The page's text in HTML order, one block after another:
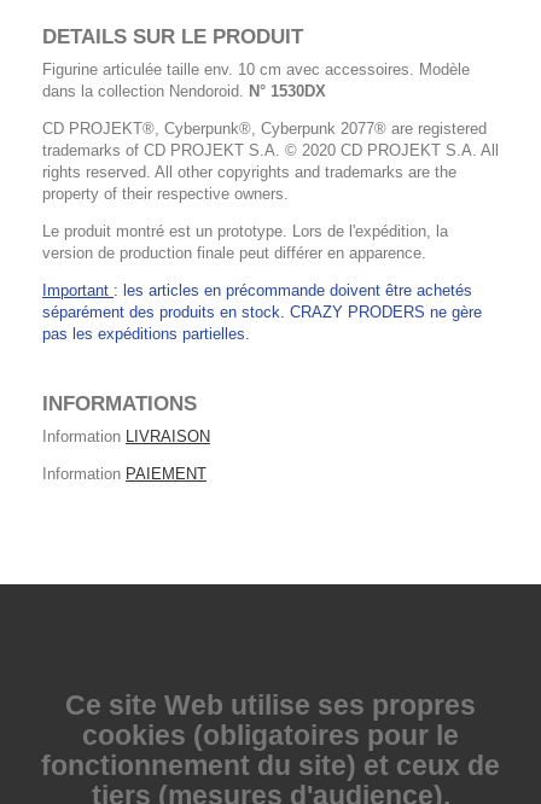
DETAILS SUR LE PRODUIT
Figurine articulée taille env. 10 cm avec accessoires. Modèle
dans la collection Nendoroid. N° 1530DX
CD PROJEKT®, Cyberpunk®, Cyberpunk 2077® are registered
trademarks of CD PROJEKT S.A. © 2020 CD PROJEKT S.A. All
rights reserved. All other copyrights and trademarks are the
property of their respective owners.
Le produit montré est un prototype. Lors de l'expédition, la
version de production finale peut différer en apparence.
Important : les articles en précommande doivent être achetés
séparément des produits en stock. CRAZY PRODERS ne gère
pas les expéditions partielles.
INFORMATIONS
Information LIVRAISON
Information PAIEMENT
Ce site Web utilise ses propres
cookies (obligatoires pour le
fonctionnement du site) et ceux de
tiers (mesures d'audience).